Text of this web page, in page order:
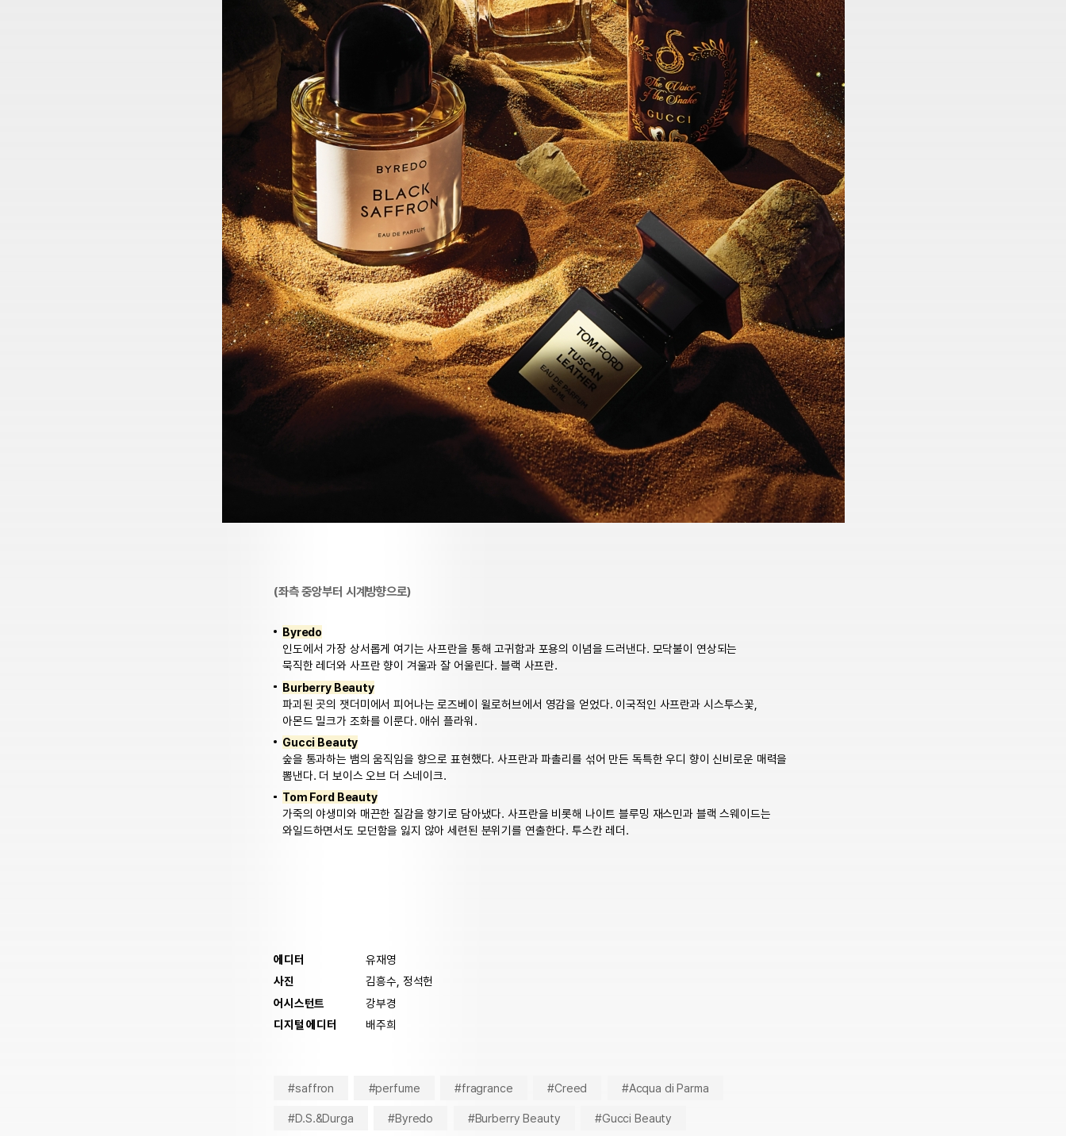
(좌측 중앙부터 시계방향으로)
Byredo
인도에서 가장 상서롭게 여기는 사프란을 통해 고귀함과 포용의 이념을 드러낸다. 모닥불이 연상되는
묵직한 레더와 사프란 향이 겨울과 잘 어울린다. 블랙 사프란.
Burberry Beauty
파괴된 곳의 잿더미에서 피어나는 로즈베이 윌로허브에서 영감을 얻었다. 이국적인 사프란과 시스투스꽃,
아몬드 밀크가 조화를 이룬다. 애쉬 플라워.
Gucci Beauty
숲을 통과하는 뱀의 움직임을 향으로 표현했다. 사프란과 파촐리를 섞어 만든 독특한 우디 향이 신비로운 매력을
뽐낸다. 더 보이스 오브 더 스네이크.
Tom Ford Beauty
가죽의 야생미와 매끈한 질감을 향기로 담아냈다. 사프란을 비롯해 나이트 블루밍 재스민과 블랙 스웨이드는
와일드하면서도 모던함을 잃지 않아 세련된 분위기를 연출한다. 투스칸 레더.
에디터
유재영
사진
김흥수, 정석헌
어시스턴트
강부경
디지털 에디터
배주희
#saffron #perfume #fragrance #Creed #Acqua di Parma
#D.S.&Durga #Byredo #Burberry Beauty #Gucci Beauty